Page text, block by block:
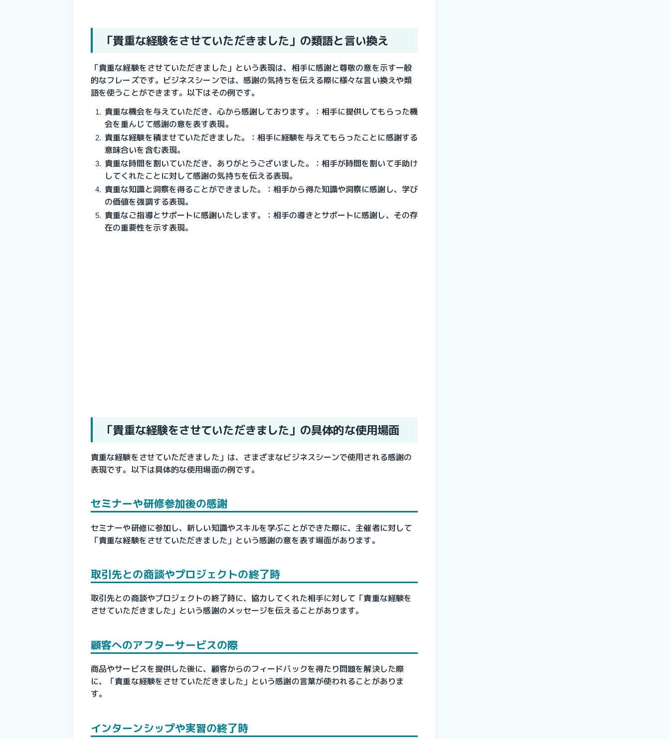
「貴重な経験をさせていただきました」の類語と言い換え
「貴重な経験をさせていただきました」という表現は、相手に感謝と尊敬の意を示す一般
的なフレーズです。ビジネスシーンでは、感謝の気持ちを伝える際に様々な言い換えや類
語を使うことができます。以下はその例です。
貴重な機会を与えていただき、心から感謝しております。：相手に提供してもらった機
会を重んじて感謝の意を表す表現。
貴重な経験を積ませていただきました。：相手に経験を与えてもらったことに感謝する
意味合いを含む表現。
貴重な時間を割いていただき、ありがとうございました。：相手が時間を割いて手助け
してくれたことに対して感謝の気持ちを伝える表現。
貴重な知識と洞察を得ることができました。：相手から得た知識や洞察に感謝し、学び
の価値を強調する表現。
貴重なご指導とサポートに感謝いたします。：相手の導きとサポートに感謝し、その存
在の重要性を示す表現。
「貴重な経験をさせていただきました」の具体的な使用場面
貴重な経験をさせていただきました」は、さまざまなビジネスシーンで使用される感謝の
表現です。以下は具体的な使用場面の例です。
セミナーや研修参加後の感謝
セミナーや研修に参加し、新しい知識やスキルを学ぶことができた際に、主催者に対して
「貴重な経験をさせていただきました」という感謝の意を表す場面があります。
取引先との商談やプロジェクトの終了時
取引先との商談やプロジェクトの終了時に、協力してくれた相手に対して「貴重な経験を
させていただきました」という感謝のメッセージを伝えることがあります。
顧客へのアフターサービスの際
商品やサービスを提供した後に、顧客からのフィードバックを得たり問題を解決した際
に、「貴重な経験をさせていただきました」という感謝の言葉が使われることがありま
す。
インターンシップや実習の終了時